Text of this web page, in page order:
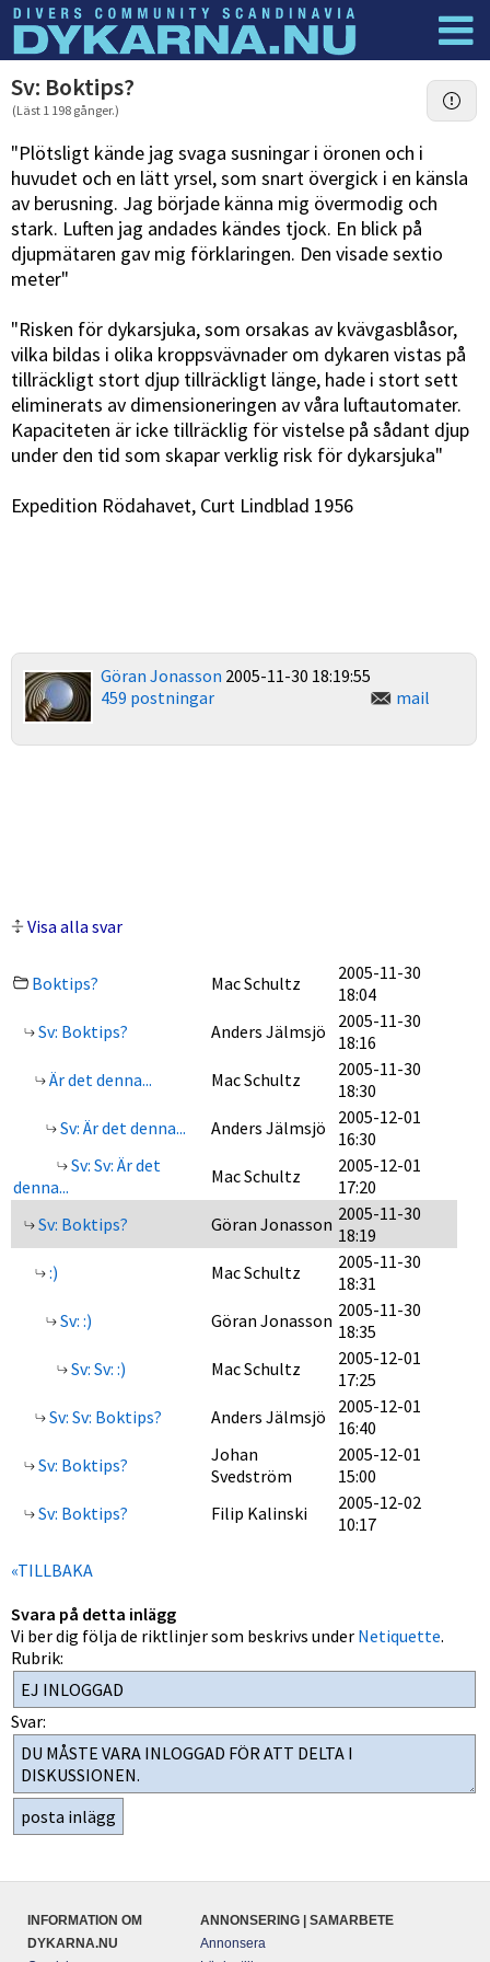
Dyknyheter Logga in
Sv: Boktips?
(Läst 1 198 gånger.)
"Plötsligt kände jag svaga susningar i öronen och i
huvudet och en lätt yrsel, som snart övergick i en känsla
av berusning. Jag började känna mig övermodig och
stark. Luften jag andades kändes tjock. En blick på
djupmätaren gav mig förklaringen. Den visade sextio
meter"
"Risken för dykarsjuka, som orsakas av kvävgasblåsor,
vilka bildas i olika kroppsvävnader om dykaren vistas på
tillräckligt stort djup tillräckligt länge, hade i stort sett
eliminerats av dimensioneringen av våra luftautomater.
Kapaciteten är icke tillräcklig för vistelse på sådant djup
under den tid som skapar verklig risk för dykarsjuka"
Expedition Rödahavet, Curt Lindblad 1956
Göran Jonasson 2005-11-30 18:19:55
459 postningar
mail
Visa alla svar
Boktips? Mac Schultz
2005-11-30
18:04
Sv: Boktips?
Anders Jälmsjö
2005-11-30
18:16
Är det denna...
Mac Schultz
2005-11-30
18:30
Sv: Är det denna...
Anders Jälmsjö
2005-12-01
16:30
Sv: Sv: Är det
denna...
Mac Schultz
2005-12-01
17:20
Sv: Boktips?
Göran Jonasson 2005-11-30
18:19
:)
Mac Schultz
2005-11-30
18:31
Sv: :)
Göran Jonasson 2005-11-30
18:35
Sv: Sv: :)
Mac Schultz
2005-12-01
17:25
Sv: Sv: Boktips?
Anders Jälmsjö
2005-12-01
16:40
Sv: Boktips?
Johan
Svedström
2005-12-01
15:00
Sv: Boktips?
Filip Kalinski
2005-12-02
10:17
«TILLBAKA
Svara på detta inlägg
Vi ber dig följa de riktlinjer som beskrivs under Netiquette.
Rubrik:
Svar:
INFORMATION OM
DYKARNA.NU
ANNONSERING | SAMARBETE
Annonsera